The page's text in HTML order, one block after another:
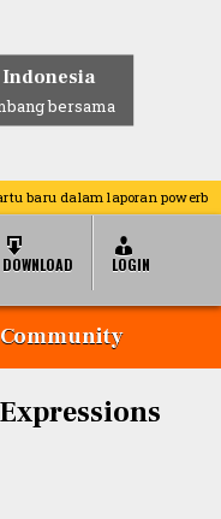
bersama
baru dalam laporan powerbi
DOWNLOAD LOGIN